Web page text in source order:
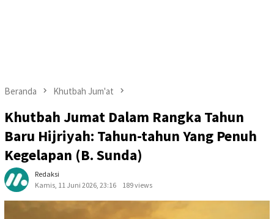
Beranda Khutbah Jum'at
Khutbah Jumat Dalam Rangka Tahun
Baru Hijriyah: Tahun-tahun Yang Penuh
Kegelapan (B. Sunda)
Redaksi
Kamis, 11 Juni 2026, 23:16
189 views